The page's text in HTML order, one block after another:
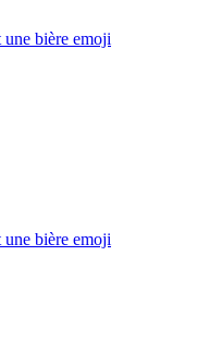
bière emoji
bière emoji